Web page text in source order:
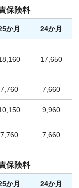
保険料
か月 24か月
17,650
7,760 7,660
9,960
7,760 7,660
保険料
か月 24か月